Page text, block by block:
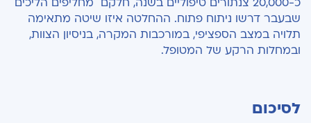
שבעבר דרשו ניתוח פתוח. ההחלטה איזו שיטה מתאימה
תלויה במצב הספציפי, במורכבות המקרה, בניסיון הצוות,
ובמחלות הרקע של המטופל.
לסיכום